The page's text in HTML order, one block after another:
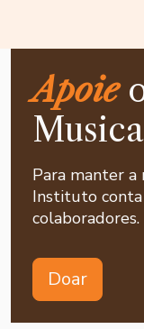
Apoie
Para manter a
Instituto conta
Doar